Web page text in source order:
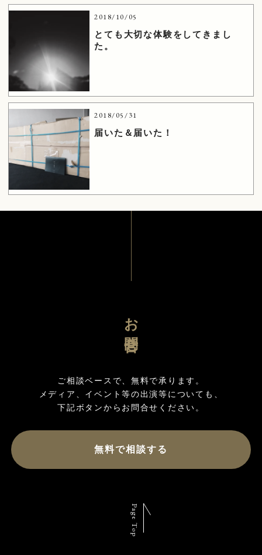
2018/10/05
とても大切な体験をしてきまし
た。
2018/05/31
届いた＆届いた！
お問合せ
ご相談ベースで、無料で承ります。
メディア、イベント等の出演等についても、
無料で相談する
Page Top